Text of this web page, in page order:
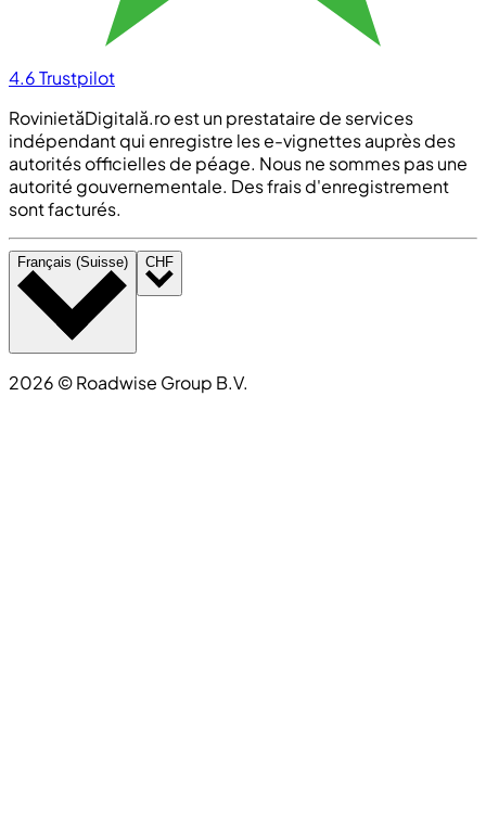
4.6Trustpilot
RovinietăDigitală.ro est un prestataire de services
indépendant qui enregistre les e-vignettes auprès des
autorités officielles de péage. Nous ne sommes pas une
autorité gouvernementale. Des frais d'enregistrement
sont facturés.
Français (Suisse) CHF
2026 ©Roadwise Group B.V.